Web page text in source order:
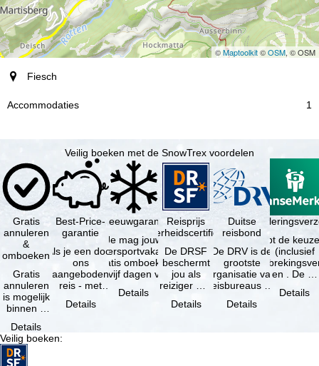
©Maptoolkit©OSM, © OSM
plaats
Accommodaties
Fiesch
1
Veilig boeken met de SnowTrex voordelen
Gratis
annuleren
&
omboeken
Gratis
annuleren
is mogelijk
binnen 5
de
boeking,
als jouw
Details
Best-Price-
garantie
Als je een door
ons
aangeboden
reis - met
dezelfde inhoud
en
Details
Sneeuwgarantie
Je mag jouw
wintersportvakantie
gratis omboeken
als vijf dagen voor
Details
Reisprijs
zekerheidscertificaat
De DRSF
beschermt
jou als
reiziger met
pakketreis
Details
Duitse
reisbond
De DRV is de
grootste
organisatie van
reisbureaus en
in Duitsland. …
Details
Je hebt de
(inclusief
en . De …
Details
Veilig boeken: